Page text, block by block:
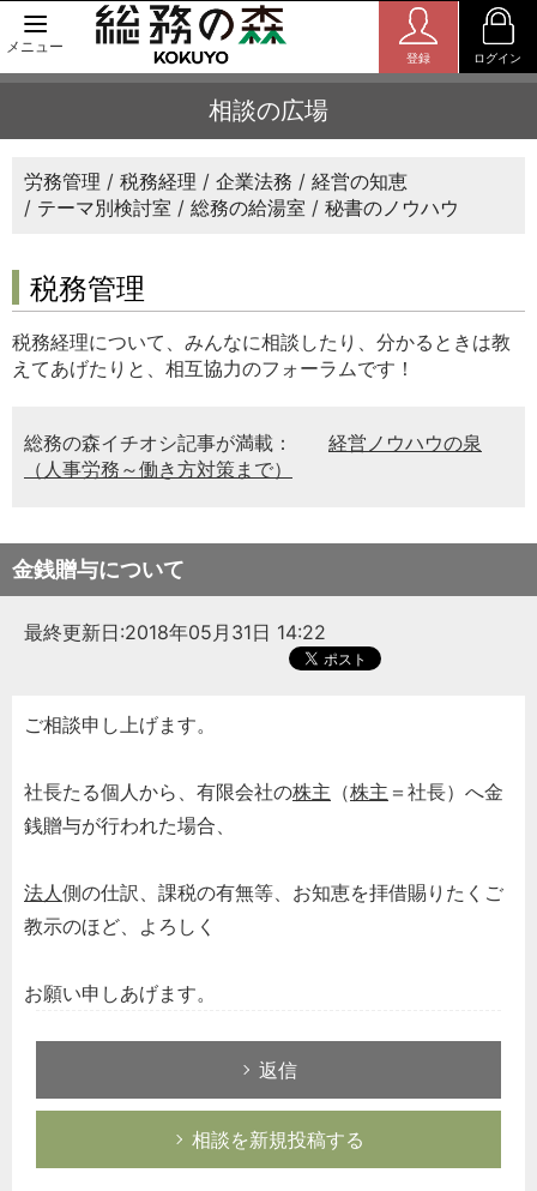
メニュー
登録 ログイン
相談の広場
労務管理 税務経理 企業法務
経営の知恵
テーマ別検討室
総務の給湯室 秘書のノウハウ
税務管理
税務経理について、みんなに相談したり、分かるときは教
えてあげたりと、相互協力のフォーラムです！
総務の森イチオシ記事が満載：
経営ノウハウの泉
（人事労務～働き方対策まで）
金銭贈与について
最終更新日:2018年05月31日 14:22
ご相談申し上げます。
社長たる個人から、有限会社の株主 （株主 ＝社長）へ金
銭贈与が行われた場合、
法人側の仕訳、課税の有無等、お知恵を拝借賜りたくご
教示のほど、よろしく
お願い申しあげます。
返信
相談を新規投稿する